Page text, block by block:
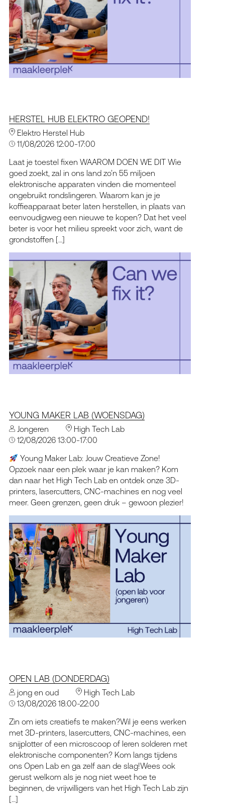
HERSTEL HUB ELEKTRO GEOPEND!
Elektro Herstel Hub
11/08/2026 12:00-17:00
Laat je toestel fixen WAAROM DOEN WE DIT Wie
goed zoekt, zal in ons land zo’n 55 miljoen
elektronische apparaten vinden die momenteel
ongebruikt rondslingeren. Waarom kan je je
koffieapparaat beter laten herstellen, in plaats van
eenvoudigweg een nieuwe te kopen? Dat het veel
beter is voor het milieu spreekt voor zich, want de
grondstoffen […]
YOUNG MAKER LAB (WOENSDAG)
Jongeren
High Tech Lab
12/08/2026 13:00-17:00
Young Maker Lab: Jouw Creatieve Zone!
Opzoek naar een plek waar je kan maken? Kom
dan naar het High Tech Lab en ontdek onze 3D-
printers, lasercutters, CNC-machines en nog veel
meer. Geen grenzen, geen druk – gewoon plezier!
OPEN LAB (DONDERDAG)
jong en oud
High Tech Lab
13/08/2026 18:00-22:00
Zin om iets creatiefs te maken?Wil je eens werken
met 3D-printers, lasercutters, CNC-machines, een
snijplotter of een microscoop of leren solderen met
elektronische componenten? Kom langs tijdens
ons Open Lab en ga zelf aan de slag!Wees ook
gerust welkom als je nog niet weet hoe te
beginnen, de vrijwilligers van het High Tech Lab zijn
[…]